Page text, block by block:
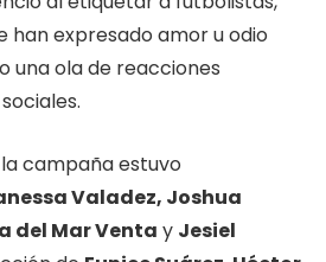
han expresado amor u odio
una ola de reacciones
campaña estuvo
Valadez, Joshua
del Mar Venta y Jesiel